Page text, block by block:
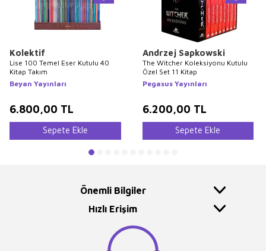
Kolektif
Lise 100 Temel Eser Kutulu 40
Kitap Takım
Beyan Yayınları
6.800,00 TL
Sepete Ekle
Andrzej Sapkowski
The Witcher Koleksiyonu Kutulu
Özel Set 11 Kitap
Pegasus Yayınları
6.200,00 TL
Sepete Ekle
Önemli Bilgiler
Hızlı Erişim